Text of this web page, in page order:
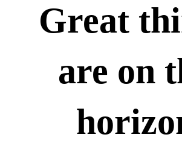
Great
are on